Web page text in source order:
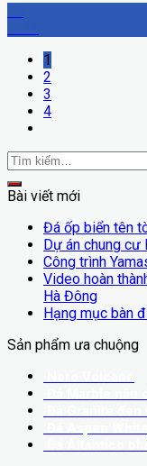
1
2
3
4
Bài viết mới
Đá ốp biển tên
Dự án chung
Công trình
Video hoàn
Hà Đông
Hạng mục bàn
Sản phẩm ưa chuộng